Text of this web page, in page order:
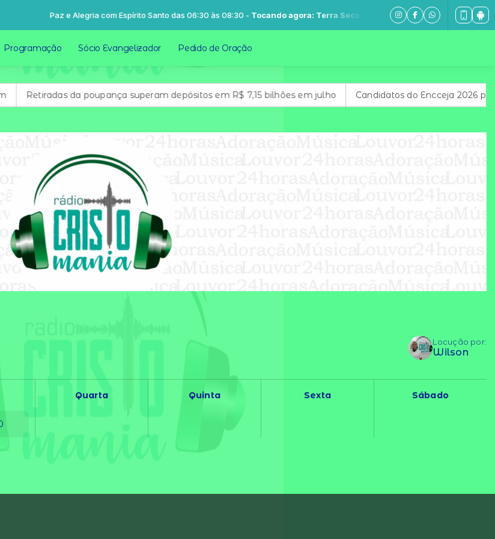
Paz e Alegria com Espírito Santo das 06:30 às 08:30 -Tocando agora: Terra Seca - Fraternidade São João Paulo
Programação Sócio Evangelizador Pedido de Oração
Retiradas da poupança superam depósitos em R$ 7,15 bilhões em julho Candidatos do Encceja 2026
Locução por:
Wilson
Quarta Quinta Sexta Sábado